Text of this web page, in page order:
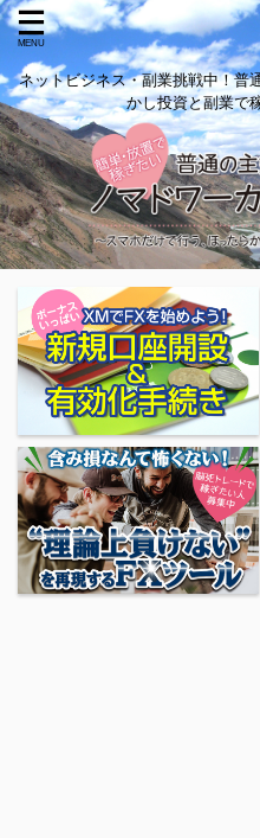
ネットビジネス・副業挑戦中！普
かし投資と副業で